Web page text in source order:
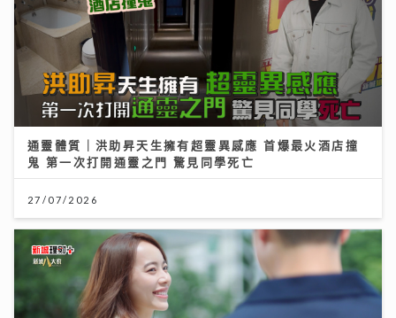
通靈體質｜洪助昇天生擁有超靈異感應 首爆最火酒店撞
鬼 第一次打開通靈之門 驚見同學死亡
27/07/2026